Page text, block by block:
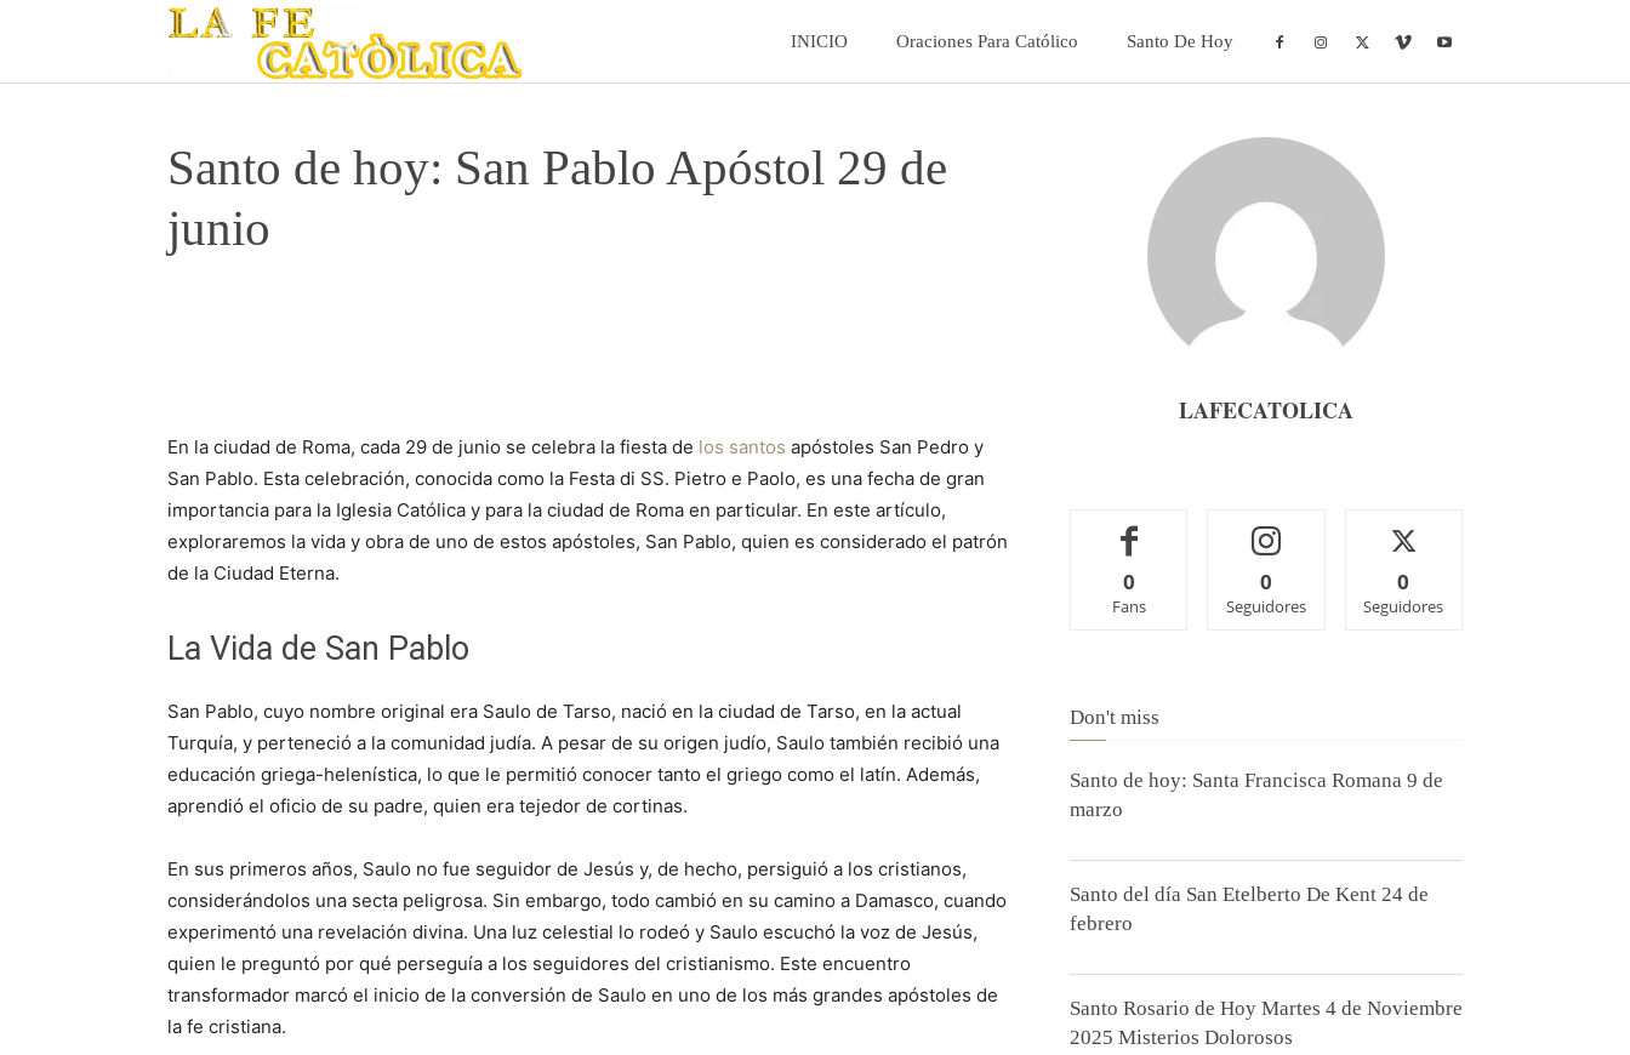
INICIO Oraciones Para Católico Santo De Hoy
Santo de hoy: San Pablo Apóstol 29 de
junio
En la ciudad de Roma, cada 29 de junio se celebra la fiesta de los santos apóstoles San Pedro y
San Pablo. Esta celebración, conocida como la Festa di SS. Pietro e Paolo, es una fecha de gran
importancia para la Iglesia Católica y para la ciudad de Roma en particular. En este artículo,
exploraremos la vida y obra de uno de estos apóstoles, San Pablo, quien es considerado el patrón
de la Ciudad Eterna.
La Vida de San Pablo
San Pablo, cuyo nombre original era Saulo de Tarso, nació en la ciudad de Tarso, en la actual
Turquía, y perteneció a la comunidad judía. A pesar de su origen judío, Saulo también recibió una
educación griega-helenística, lo que le permitió conocer tanto el griego como el latín. Además,
aprendió el oficio de su padre, quien era tejedor de cortinas.
En sus primeros años, Saulo no fue seguidor de Jesús y, de hecho, persiguió a los cristianos,
considerándolos una secta peligrosa. Sin embargo, todo cambió en su camino a Damasco, cuando
experimentó una revelación divina. Una luz celestial lo rodeó y Saulo escuchó la voz de Jesús,
quien le preguntó por qué perseguía a los seguidores del cristianismo. Este encuentro
transformador marcó el inicio de la conversión de Saulo en uno de los más grandes apóstoles de
la fe cristiana.
LAFECATOLICA
0
Fans
0
Seguidores
0
Seguidores
Don't miss
Santo de hoy: Santa Francisca Romana 9 de
marzo
Santo del día San Etelberto De Kent 24 de
febrero
Santo Rosario de Hoy Martes 4 de Noviembre
2025 Misterios Dolorosos